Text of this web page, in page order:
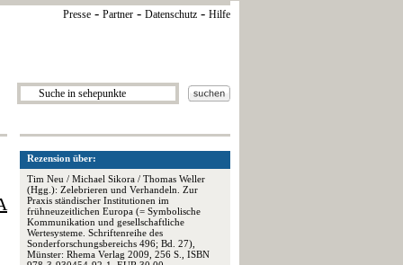
Presse - Partner - Datenschutz - Hilfe
Rezension über:
Tim Neu / Michael Sikora / Thomas Weller
(Hgg.): Zelebrieren und Verhandeln. Zur
Praxis ständischer Institutionen im
frühneuzeitlichen Europa (= Symbolische
Kommunikation und gesellschaftliche
Wertesysteme. Schriftenreihe des
Sonderforschungsbereichs 496; Bd. 27),
Münster: Rhema Verlag 2009, 256 S., ISBN